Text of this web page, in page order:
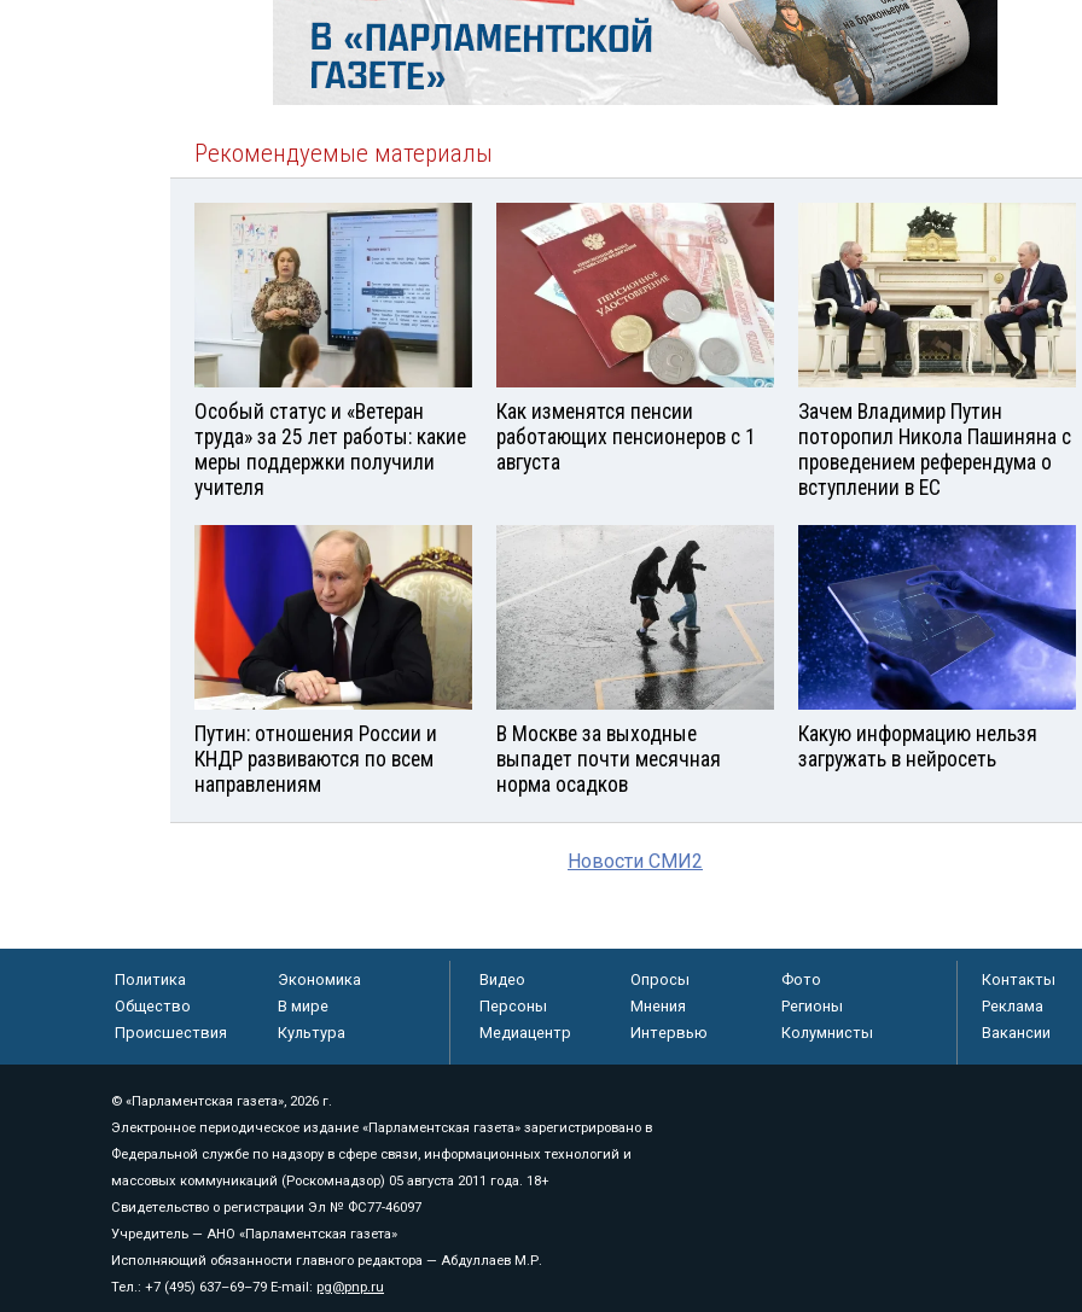
Рекомендуемые материалы
Особый статус и «Ветеран
труда» за 25 лет работы: какие
меры поддержки получили
учителя
Как изменятся пенсии
работающих пенсионеров с 1
августа
Зачем Владимир Путин
поторопил Никола Пашиняна с
проведением референдума о
вступлении в ЕС
Путин: отношения России и
КНДР развиваются по всем
направлениям
В Москве за выходные
выпадет почти месячная
норма осадков
Какую информацию нельзя
загружать в нейросеть
Новости СМИ2
Политика
Экономика
Общество
В мире
Происшествия
Культура
Видео Опросы
Фото
Персоны
Мнения
Регионы
Медиацентр
Интервью Колумнисты
Контакты
Реклама
Вакансии
© «Парламентская газета», 2026 г.
Электронное периодическое издание «Парламентская газета» зарегистрировано в
Федеральной службе по надзору в сфере связи, информационных технологий и
массовых коммуникаций (Роскомнадзор) 05 августа 2011 года. 18+
Свидетельство о регистрации Эл № ФС77-46097
Учредитель — АНО «Парламентская газета»
Исполняющий обязанности главного редактора — Абдуллаев М.Р.
Тел.: +7 (495) 637–69–79 E-mail: pg@pnp.ru